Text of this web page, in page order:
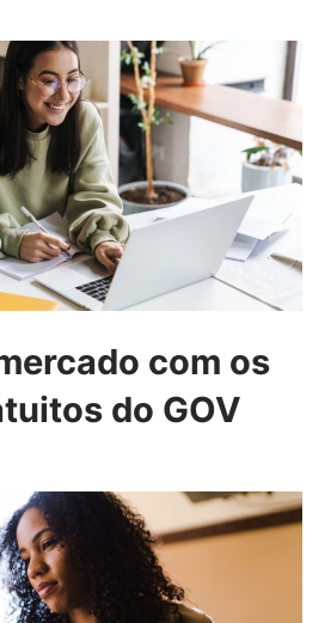
com os
do GOV